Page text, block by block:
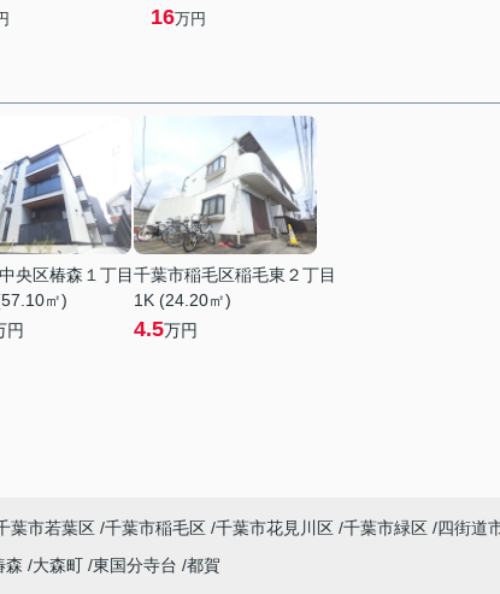
16万円
央区椿森１丁目
㎡)
円
千葉市稲毛区稲毛東２丁目
1K (24.20㎡)
4.5万円
葉市若葉区 千葉市稲毛区 千葉市花見川区 千葉市緑区 四街道
森 大森町 東国分寺台 都賀